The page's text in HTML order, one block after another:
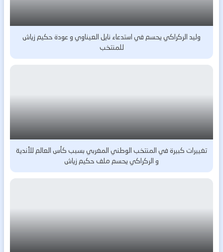
وليد الركراكي يحسم في استدعاء نايل العيناوي و عودة حكيم زياش
للمنتخب
تغييرات كبيرة في المنتخب الوطني المغربي بسبب كأس العالم للأندية
و الركراكي يحسم ملف حكيم زياش